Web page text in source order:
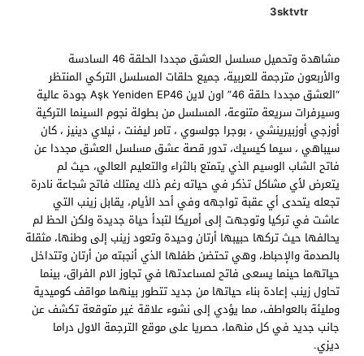
3sktvtr
مشاهدة وتحميل مسلسل العشق مجددا الحلقة 46 السادسة
والأربعون مترجمة للعربية، جميع حلقات المسلسل التركي المنتظر
“العشق مجددا حلقة 46” اون لاين Aşk Yeniden EP46 جودة عالية
وسيرفرات سريعة متنوعة، المسلسل من بطولة نجوم السينما التركية
أوزجي أوزبيرينشي ، بوجرا جولسوي ، تامر ليفنت ، نيلاي دينيز ، كان
سيباهي ، سيما كيسيك، تدور قصة عشق مسلسل العشق مجددا عن
فاتح الشاب الوسيم الذي يتمتع بالثراء والتعليم العالي، حيث لم
يتعرض لأي مشاكل تذكر في حياته رغم ذلك يمتلك فاتح شجاعة نادرة
تجعله يتحدى أي عقبة تواجهه وفي أحد الأيام، يقابل زينب التي
عاشت في تركيا وتوجهت إلى أمريكا لتبدأ حياة جديدة ولكن الحظ لم
يحالفها حيث تركها حبيبها أرتان وحيدة وتعود زينب إلى وطنها، مثقلة
بالصدمة والإحباط، وهي تحتضن طفلها الذي أنجبته من أرتان وتتداخل
حياتهما حينما يسعى فاتح لمساعدتها في تجاوز الام الفراق، بينما
تحاول زينب إعادة بناء حياتها من جديد تتطور بينهما مواقف كوميدية
ومليئة بالعواطف، مما يؤدي إلى نشوء علاقة غير متوقعة تكشف عن
جانب جديد في كل منهما، حصريا على موقع الترجمة الاول دراما
ديزي.